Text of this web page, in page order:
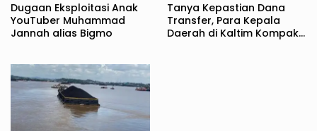
Dugaan Eksploitasi Anak
YouTuber Muhammad
Jannah alias Bigmo
Tanya Kepastian Dana
Transfer, Para Kepala
Daerah di Kaltim Kompak